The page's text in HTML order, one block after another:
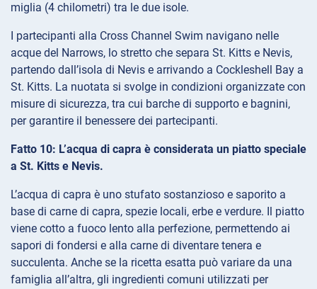
miglia (4 chilometri) tra le due isole.
I partecipanti alla Cross Channel Swim navigano nelle
acque del Narrows, lo stretto che separa St. Kitts e Nevis,
partendo dall’isola di Nevis e arrivando a Cockleshell Bay a
St. Kitts. La nuotata si svolge in condizioni organizzate con
misure di sicurezza, tra cui barche di supporto e bagnini,
per garantire il benessere dei partecipanti.
Fatto 10: L’acqua di capra è considerata un piatto speciale
a St. Kitts e Nevis.
L’acqua di capra è uno stufato sostanzioso e saporito a
base di carne di capra, spezie locali, erbe e verdure. Il piatto
viene cotto a fuoco lento alla perfezione, permettendo ai
sapori di fondersi e alla carne di diventare tenera e
succulenta. Anche se la ricetta esatta può variare da una
famiglia all’altra, gli ingredienti comuni utilizzati per